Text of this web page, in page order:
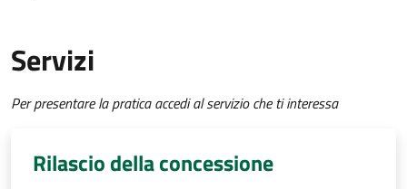
Servizi
Per presentare la pratica accedi al servizio che ti interessa
Rilascio della concessione